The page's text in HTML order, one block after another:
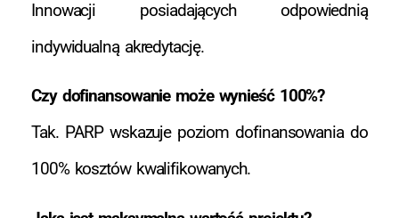
Innowacji posiadających odpowiednią
indywidualną akredytację.
Czy dofinansowanie może wynieść 100%?
Tak. PARP wskazuje poziom dofinansowania do
100% kosztów kwalifikowanych.